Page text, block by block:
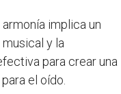
implica un
y la
para crear una
el oído.